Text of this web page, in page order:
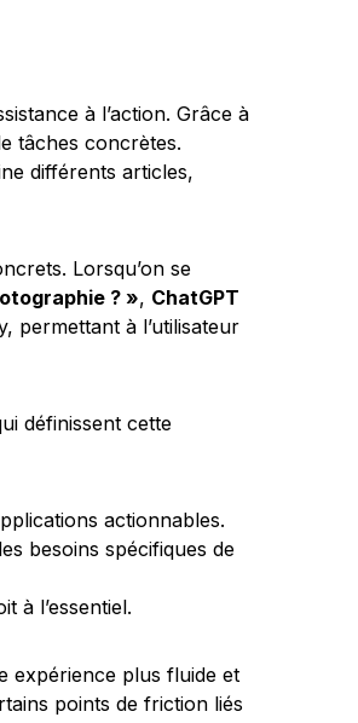
à l’action. Grâce à
tâches concrètes.
différents articles,
Lorsqu’on se
? », ChatGPT
permettant à l’utilisateur
définissent cette
actionnables.
besoins spécifiques de
à l’essentiel.
expérience plus fluide et
points de friction liés